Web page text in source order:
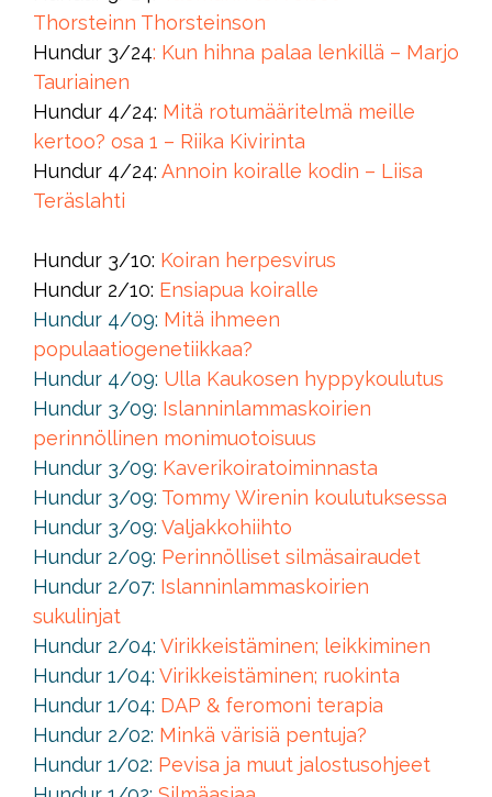
Thorsteinn Thorsteinson
Hundur 3/24: Kun hihna palaa lenkillä – Marjo
Tauriainen
Hundur 4/24: Mitä rotumääritelmä meille
kertoo? osa 1 – Riika Kivirinta
Hundur 4/24: Annoin koiralle kodin – Liisa
Teräslahti
Hundur 3/10: Koiran herpesvirus
Hundur 2/10: Ensiapua koiralle
Hundur 4/09: Mitä ihmeen
populaatiogenetiikkaa?
Hundur 4/09: Ulla Kaukosen hyppykoulutus
Hundur 3/09: Islanninlammaskoirien
perinnöllinen monimuotoisuus
Hundur 3/09: Kaverikoiratoiminnasta
Hundur 3/09: Tommy Wirenin koulutuksessa
Hundur 3/09: Valjakkohiihto
Hundur 2/09: Perinnölliset silmäsairaudet
Hundur 2/07: Islanninlammaskoirien
sukulinjat
Hundur 2/04: Virikkeistäminen; leikkiminen
Hundur 1/04: Virikkeistäminen; ruokinta
Hundur 1/04: DAP & feromoni terapia
Hundur 2/02: Minkä värisiä pentuja?
Hundur 1/02: Pevisa ja muut jalostusohjeet